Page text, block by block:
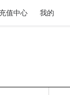
充值中心 我的